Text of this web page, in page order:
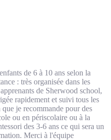
de 6 à 10 ans selon la
: très organisée dans les
de Sherwood school,
rapidement et suivi tous les
je recommande pour des
ou en périscolaire ou à la
des 3-6 ans ce qui sera un
Merci à l'équipe